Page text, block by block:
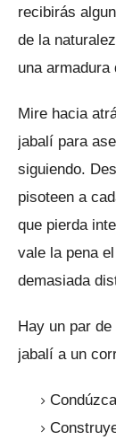
recibirás
de la
una armadura
Mire hacia
jabalí para
siguiendo.
pisoteen a
que pierda
vale la pena
demasiada
Hay un par
jabalí a un